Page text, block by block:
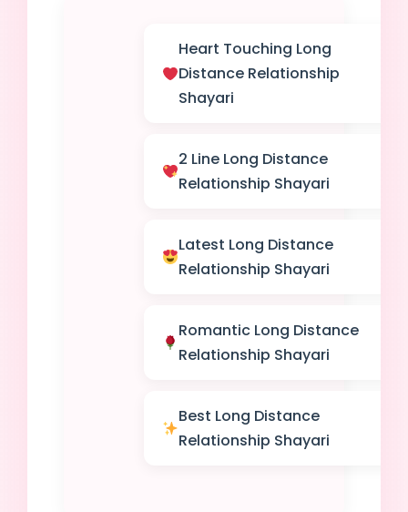
Heart Touching Long
Distance Relationship
Shayari
2 Line Long Distance
Relationship Shayari
Latest Long Distance
Relationship Shayari
Romantic Long Distance
Relationship Shayari
Best Long Distance
Relationship Shayari